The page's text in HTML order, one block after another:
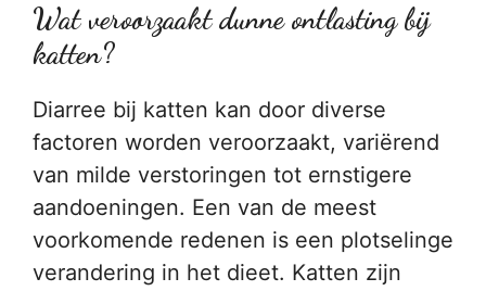
Wat veroorzaakt dunne ontlasting bij
katten?
Diarree bij katten kan door diverse
factoren worden veroorzaakt, variërend
van milde verstoringen tot ernstigere
aandoeningen. Een van de meest
voorkomende redenen is een plotselinge
verandering in het dieet. Katten zijn